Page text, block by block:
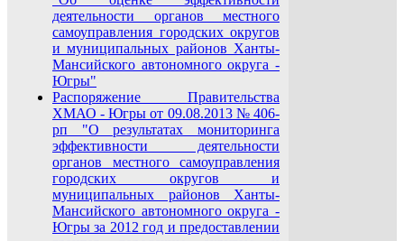
деятельности органов местного
самоуправления городских округов
и муниципальных районов Ханты-
Мансийского автономного округа -
Югры"
Распоряжение Правительства
ХМАО - Югры от 09.08.2013 № 406-
рп "О результатах мониторинга
эффективности деятельности
органов местного самоуправления
городских округов и
муниципальных районов Ханты-
Мансийского автономного округа -
Югры за 2012 год и предоставлении